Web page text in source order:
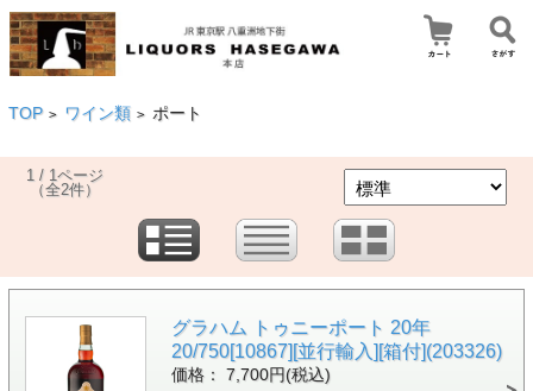
TOP > ワイン類 > ポート
1 / 1ページ
（全2件）
グラハム トゥニーポート 20年
20/750[10867][並行輸入][箱付](203326)
価格： 7,700円(税込)